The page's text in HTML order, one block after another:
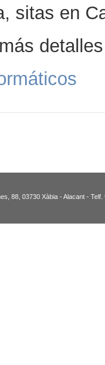
sitas en
88, 03730 Xàbia - Alacant -